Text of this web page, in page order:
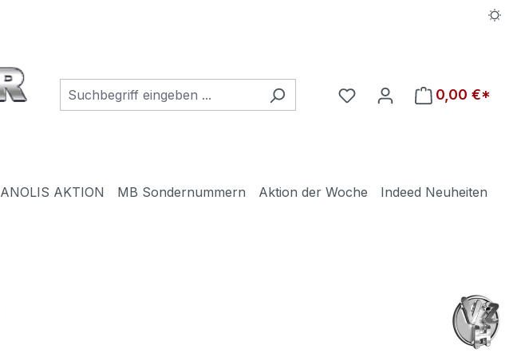
Du hast 0 Produkte auf
0,00 €*
ANOLIS AKTION MB Sondernummern Aktion der Woche
Indeed Neuheiten